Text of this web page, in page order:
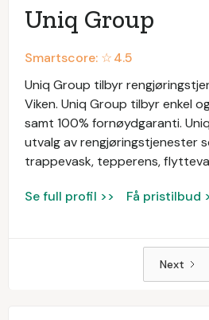
Uniq Group
Smartscore: ☆4.5
Uniq Group tilbyr
Viken. Uniq Group tilbyr enkel
samt 100% fornøydgaranti.
utvalg av rengjøringstjenester
trappevask, tepperens,
Se full profil >> Få pristilbud
Next